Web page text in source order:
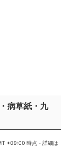
病草紙・九
+09:00 時点 -詳細は